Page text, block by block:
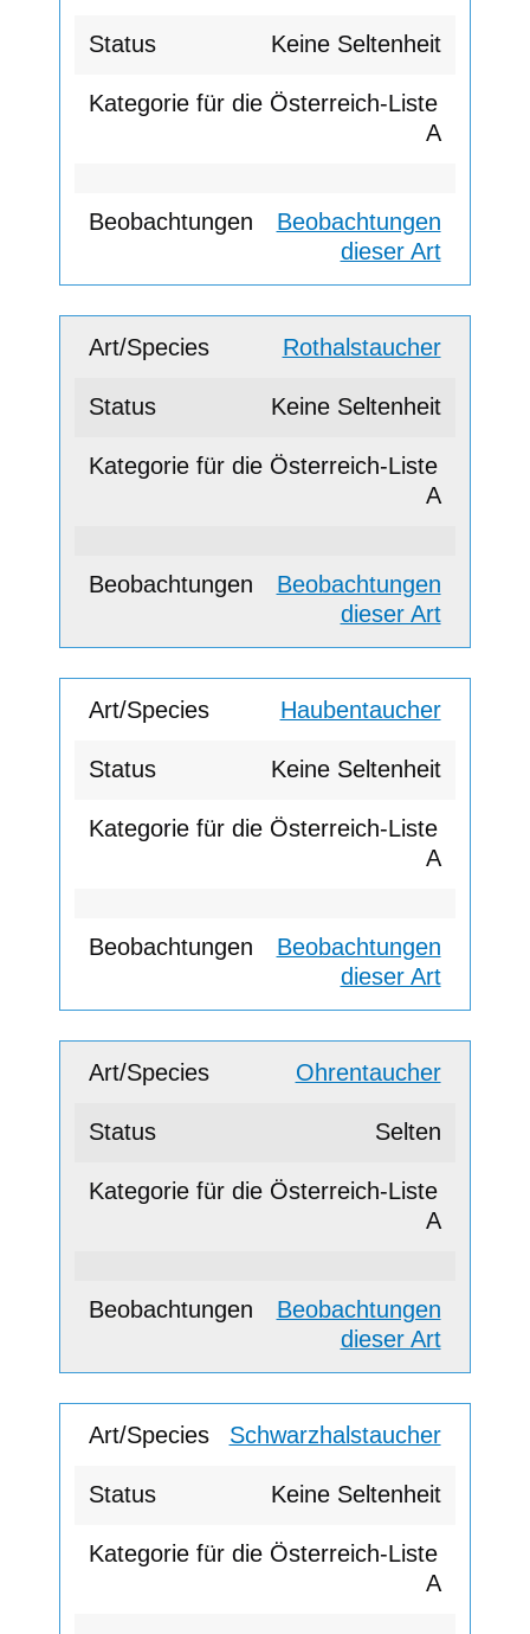
Keine Seltenheit
A
Beobachtungen
dieser Art
Rothalstaucher
Keine Seltenheit
A
Beobachtungen
dieser Art
Haubentaucher
Keine Seltenheit
A
Beobachtungen
dieser Art
Ohrentaucher
Selten
A
Beobachtungen
dieser Art
Schwarzhalstaucher
Keine Seltenheit
A